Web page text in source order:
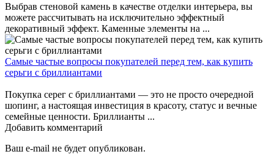
Выбрав стеновой камень в качестве отделки интерьера, вы
можете рассчитывать на исключительно эффектный
декоративный эффект. Каменные элементы на ...
Самые частые вопросы покупателей перед тем, как купить
серьги с бриллиантами
Покупка серег с бриллиантами — это не просто очередной
шопинг, а настоящая инвестиция в красоту, статус и вечные
семейные ценности. Бриллианты ...
Добавить комментарий
Ваш e-mail не будет опубликован.